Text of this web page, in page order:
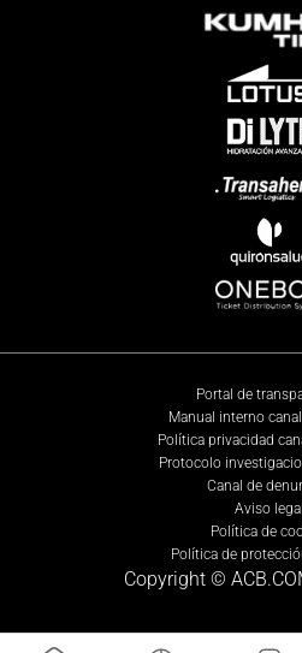
Portal de
Manual interno
Política privacidad
Protocolo
Canal de
Aviso legal
Política de
Política de
Copyright ©